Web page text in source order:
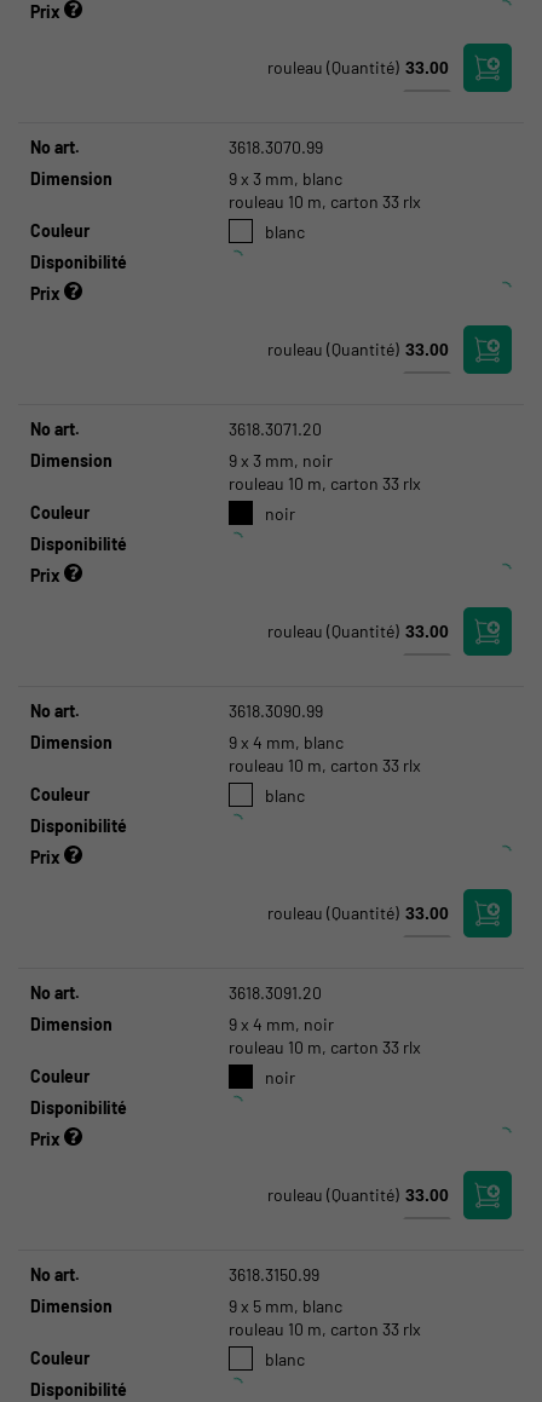
Prix
rouleau (Quantité)
No art.
3618.3070.99
Dimension
9 x 3 mm, blanc
rouleau 10 m, carton 33 rlx
Couleur
blanc
Disponibilité
Prix
rouleau (Quantité)
No art.
3618.3071.20
Dimension
9 x 3 mm, noir
rouleau 10 m, carton 33 rlx
Couleur
noir
Disponibilité
Prix
rouleau (Quantité)
No art.
3618.3090.99
Dimension
9 x 4 mm, blanc
rouleau 10 m, carton 33 rlx
Couleur
blanc
Disponibilité
Prix
rouleau (Quantité)
No art.
3618.3091.20
Dimension
9 x 4 mm, noir
rouleau 10 m, carton 33 rlx
Couleur
noir
Disponibilité
Prix
rouleau (Quantité)
No art.
3618.3150.99
Dimension
9 x 5 mm, blanc
rouleau 10 m, carton 33 rlx
Couleur
blanc
Disponibilité